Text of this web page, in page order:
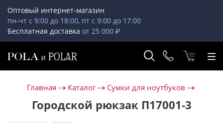
Оптовый интернет-магазин
пн-чт с 9:00 до 18:00, пт с 9:00 до 17:00
Бесплатная доставка от 25 000 ₽
Главная Каталог Сумки для ноутбуков
Городской рюкзак П17001-3